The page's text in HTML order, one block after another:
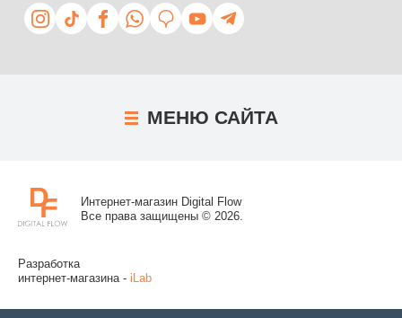
МЕНЮ САЙТА
Интернет-магазин Digital Flow
Все права защищены © 2026.
Разработка
интернет-магазина - iLab